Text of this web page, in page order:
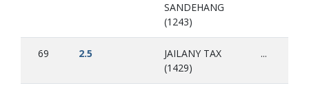
SANDEHANG
(1243)
69 2.5
JAILANY TAX
(1429)
...